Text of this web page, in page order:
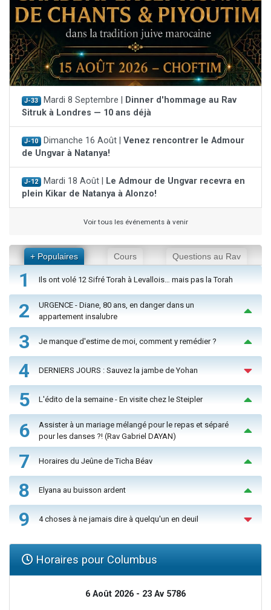
J-33 Mardi 8 Septembre |
Dinner d'hommage au Rav
Sitruk à Londres — 10 ans déjà
J-10 Dimanche 16 Août | Venez rencontrer le Admour
de Ungvar à Natanya!
J-12 Mardi 18 Août |
Le Admour de Ungvar recevra en
plein Kikar de Natanya à Alonzo!
Voir tous les événements à venir
+ Populaires Cours Questions au Rav
1 Ils ont volé 12 Sifré Torah à Levallois… mais pas la Torah
2
URGENCE - Diane, 80 ans, en danger dans un
appartement insalubre
3 Je manque d'estime de moi, comment y remédier ?
4 DERNIERS JOURS : Sauvez la jambe de Yohan
5 L'édito de la semaine - En visite chez le Steipler
6
Assister à un mariage mélangé pour le repas et séparé
pour les danses ?! (Rav Gabriel DAYAN)
7 Horaires du Jeûne de Ticha Béav
8 Elyana au buisson ardent
9 4 choses à ne jamais dire à quelqu'un en deuil
Horaires pour Columbus
6 Août 2026 - 23 Av 5786